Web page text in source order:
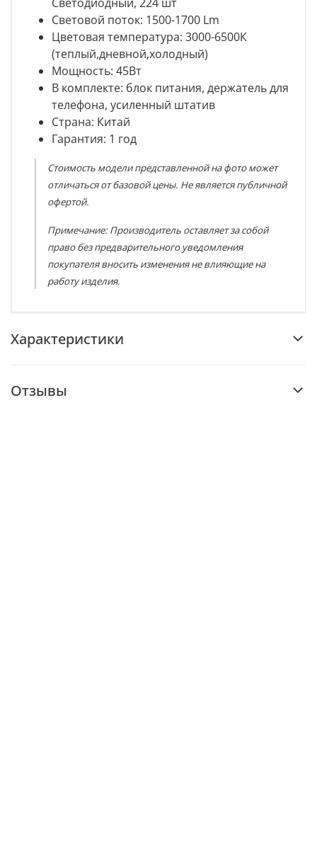
Светодиодный, 224 шт
Световой поток: 1500-1700 Lm
Цветовая температура: 3000-6500К
(теплый,дневной,холодный)
Мощность: 45Вт
В комплекте: блок питания, держатель для
телефона, усиленный штатив
Страна: Китай
Гарантия: 1 год
Стоимость модели представленной на фото может
отличаться от базовой цены. Не является публичной
офертой.
Примечание: Производитель оставляет за собой
право без предварительного уведомления
покупателя вносить изменения не влияющие на
работу изделия.
Характеристики
Отзывы